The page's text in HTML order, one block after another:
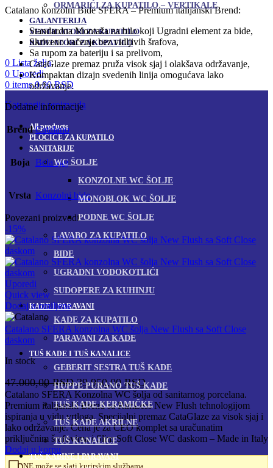
ORMARIĆI ZA KUPATILO – VERTIKALE
GALANTERIJA
VENTILATORI ZA KUPATILO
RADIJATORI ZA KUPATILO
0 Lista želja
0 Uporedi
0 items 0,00RSD
Kategorije proizvoda
Allproducts
PLOČICE ZA KUPATILO
SANITARIJE
WC ŠOLJE
KONZOLNE WC ŠOLJE
MONOBLOK WC ŠOLJE
PODNE WC ŠOLJE
LAVABO ZA KUPATILO
BIDE
UGRADNI VODOKOTLIĆI
SUDOPERE ZA KUHINJU
KADE I PARAVANI
KADE ZA KUPATILO
PARAVANI ZA KADE
TUŠ KADE I TUŠ KANALICE
GEBERIT SESTRA TUŠ KADE
HUPPE PURANO TUŠ KADE
TUŠ KADE KERAMIČKE
TUŠ KADE AKRILNE
TUŠ KANALICE
TUŠ KABINE I PARAVANI
Catalano konzolni Bide SFERA – Premium italijanski Brend:
Standardna Montaža na bilo koji Ugradni element za bide,
Skriveno kačenje bez vidljivih šrafova,
Sa rupom za bateriju i sa prelivom,
CataGlaze premaz pruža visok sjaj i olakšava održavanje,
Kompaktan dizajn svedenih linija omogućava lako
održavanje.
Dodatne informacije
Brend Catalano
Boja Bela sjaj
Vrsta Konzolni bide
Povezani proizvodi
-15%
Uporedi
Quick view
Dodaj u omiljene
Catalano SFERA konzolna WC šolja New Flush sa Soft Close
daskom
In stock
47.000,00RSD Originalna
cena
je
bila:
47.000,00 RSD.
39.950,00 RSDTrenutna
cena
je:
39.950,00 RSD.
Catalano SFERA Konzolna WC šolja od sanitarnog porcelana.
Premium italijanski Brend sa RimLess New Flush tehnologijom
ispiranja u vidu vrtloga. Specijalni premaz CataGlaze za visok sjaj i
lako održavanje. Cena je za CEO komplet sa uračunatim
priključnim šrafovima i Slim Soft Close WC daskom – Made in Italy
Dodaj u korpu
NE može se slati kurirskim službama